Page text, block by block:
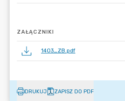
ZAŁĄCZNIKI
1403_ZB.pdf
DRUKUJ ZAPISZ DO PDF